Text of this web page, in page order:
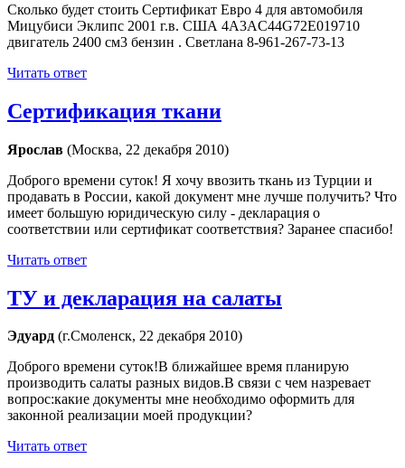
Сколько будет стоить Сертификат Евро 4 для автомобиля
Мицубиси Эклипс 2001 г.в. США 4A3AC44G72E019710
двигатель 2400 см3 бензин . Светлана 8-961-267-73-13
Читать ответ
Сертификация ткани
Ярослав (Москва, 22 декабря 2010)
Доброго времени суток! Я хочу ввозить ткань из Турции и
продавать в России, какой документ мне лучше получить? Что
имеет большую юридическую силу - декларация о
соответствии или сертификат соответствия? Заранее спасибо!
Читать ответ
ТУ и декларация на салаты
Эдуард (г.Смоленск, 22 декабря 2010)
Доброго времени суток!В ближайшее время планирую
производить салаты разных видов.В связи с чем назревает
вопрос:какие документы мне необходимо оформить для
законной реализации моей продукции?
Читать ответ